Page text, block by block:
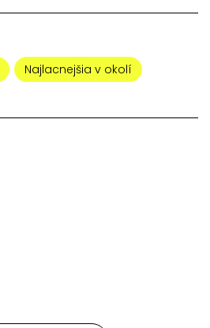
Najlacnejšia v okolí